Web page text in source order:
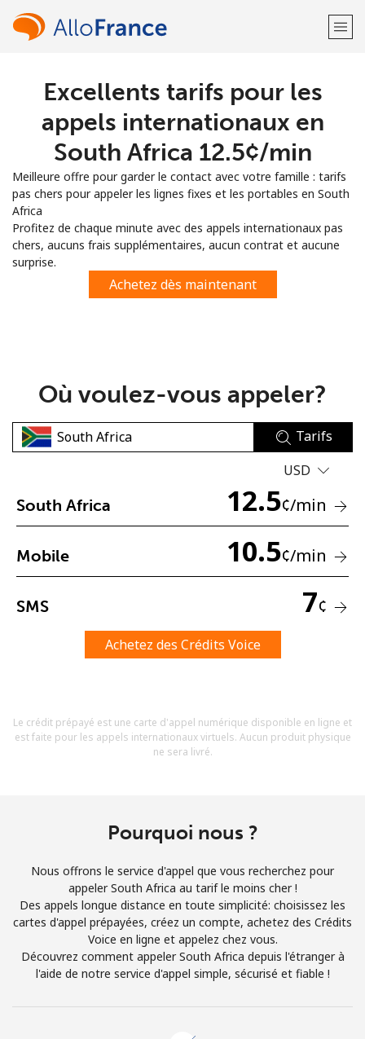
Bienvenue!
Vous avez déjà un compte?
S'enregistrer avec
ou
Aucun mot de passe créé
Un numéro
En créant un compte sur ce site, j'accepte les présentes
Conditions générales.
Bonjour!
Identifiez-vous ouINSCRIVEZ-VOUS →
Excellents tarifs pour les
appels internationaux en
South Africa ⁦12.5¢⁩/min
Meilleure offre pour garder le contact avec votre famille : tarifs
pas chers pour appeler les lignes fixes et les portables en South
Africa
Profitez de chaque minute avec des appels internationaux pas
chers, aucuns frais supplémentaires, aucun contrat et aucune
surprise.
Achetez dès maintenant
Où voulez-vous appeler?
Tarifs
USD
South Africa 12.5¢/min
Mobile 10.5¢/min
SMS 7¢
Achetez des Crédits Voice
Le crédit prépayé est une carte d'appel numérique disponible en ligne et
est faite pour les appels internationaux virtuels. Aucun produit physique
ne sera livré.
Pourquoi nous ?
Nous offrons le service d'appel que vous recherchez pour
appeler South Africa au tarif le moins cher !
Des appels longue distance en toute simplicité: choisissez les
cartes d'appel prépayées, créez un compte, achetez des Crédits
Voice en ligne et appelez chez vous.
Découvrez comment appeler South Africa depuis l'étranger à
l'aide de notre service d'appel simple, sécurisé et fiable !